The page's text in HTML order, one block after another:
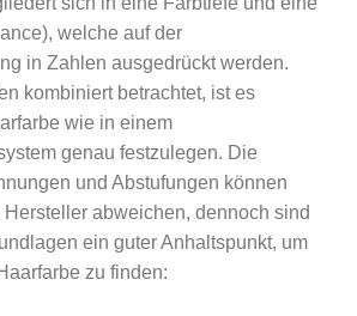
welche auf der
in Zahlen ausgedrückt werden.
kombiniert betrachtet, ist es
wie in einem
genau festzulegen. Die
und Abstufungen können
abweichen, dennoch sind
ein guter Anhaltspunkt, um
zu finden: